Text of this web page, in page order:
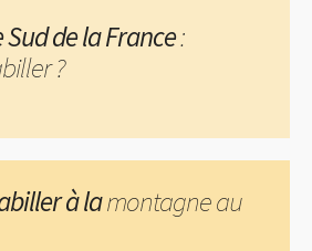
de la France:
?
à lamontagne au